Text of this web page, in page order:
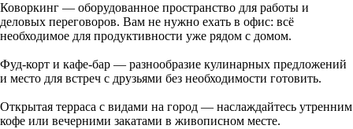
Коворкинг — оборудованное пространство для работы и
деловых переговоров. Вам не нужно ехать в офис: всё
необходимое для продуктивности уже рядом с домом.
Фуд‑корт и кафе‑бар — разнообразие кулинарных предложений
и место для встреч с друзьями без необходимости готовить.
Открытая терраса с видами на город — наслаждайтесь утренним
кофе или вечерними закатами в живописном месте.